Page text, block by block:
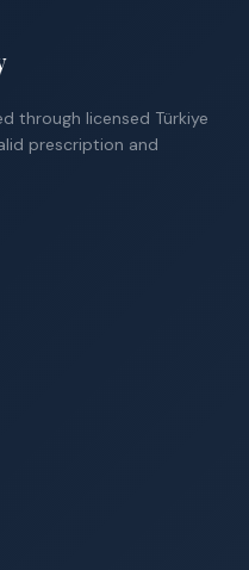
through licensed Türkiye
prescription and